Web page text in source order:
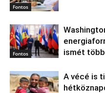
Fontos
Fontos
ismét
A vécé is